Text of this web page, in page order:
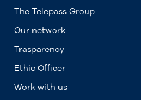
The Telepass Group
Our network
Trasparency
Ethic Officer
Work with us